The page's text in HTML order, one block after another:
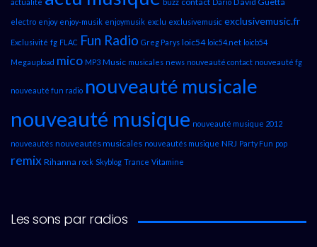
actualité buzz Dario
electro enjoy enjoy-musik enjoymusik exclu exclusivemusic exclusivemusic.fr
Exclusivité fg FLAC Fun Radio Greg Parys loic54 loic54.net loicb54
Megaupload mico MP3 Music musicales news nouveauté contact nouveauté fg
nouveauté fun radio nouveauté musicale
nouveauté musique nouveauté musique 2012
nouveautés nouveautés musicales nouveautés musique NRJ Party Fun pop
remix Rihanna rock Skyblog Trance Vitamine
Les sons par radios